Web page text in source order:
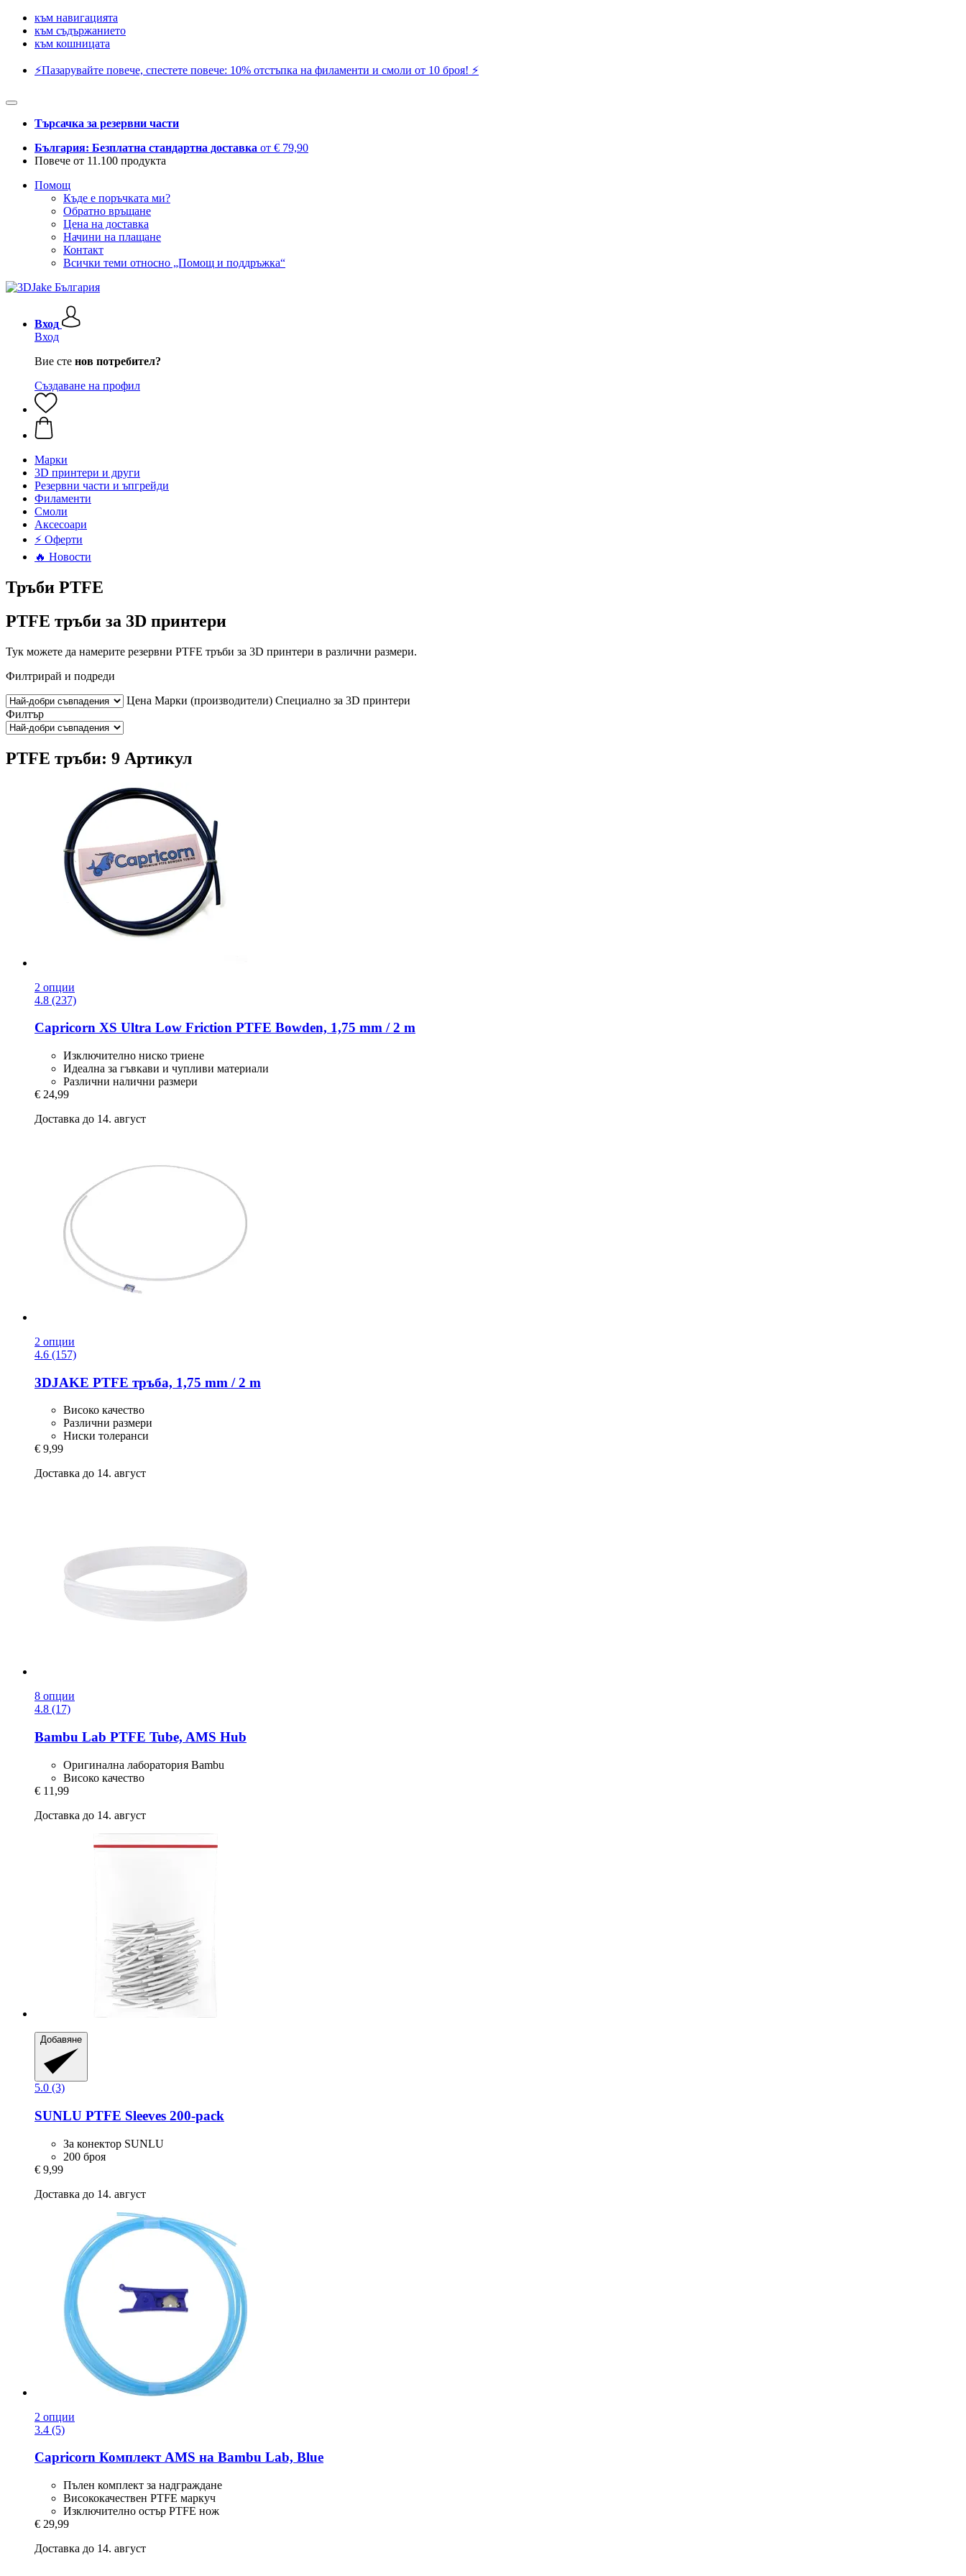
към навигацията
към съдържанието
към кошницата
⚡️Пазарувайте повече, спестете повече: 10% отстъпка на филаменти и смоли от 10 броя! ⚡️
Търсачка за резервни части
България: Безплатна стандартна доставка от € 79,90
Повече от 11.100 продукта
Помощ
Къде е поръчката ми?
Обратно връщане
Цена на доставка
Начини на плащане
Контакт
Всички теми относно „Помощ и поддръжка“
Вход
Вход
Вие сте нов потребител?
Създаване на профил
Mарки
3D принтери и други
Резервни части и ъпгрейди
Филаменти
Смоли
Аксесоари
⚡ Оферти
🔥 Новости
Тръби PTFE
PTFE тръби за 3D принтери
Тук можете да намерите резервни PTFE тръби за 3D принтери в различни размери.
Филтрирай и подреди
Цена Марки (производители) Специално за 3D принтери
Филтър
PTFE тръби: 9 Артикул
2 опции
4.8 (237)
Capricorn XS Ultra Low Friction PTFE Bowden, 1,75 mm / 2 m
Изключително ниско триене
Идеална за гъвкави и чупливи материали
Различни налични размери
€ 24,99
Доставка до 14. август
2 опции
4.6 (157)
3DJAKE PTFE тръба, 1,75 mm / 2 m
Високо качество
Различни размери
Ниски толеранси
€ 9,99
Доставка до 14. август
8 опции
4.8 (17)
Bambu Lab PTFE Tube, AMS Hub
Оригинална лаборатория Bambu
Високо качество
€ 11,99
Доставка до 14. август
Добавяне
5.0 (3)
SUNLU PTFE Sleeves 200-​pack
За конектор SUNLU
200 броя
€ 9,99
Доставка до 14. август
2 опции
3.4 (5)
Capricorn Комплект AMS на Bambu Lab, Blue
Пълен комплект за надграждане
Висококачествен PTFE маркуч
Изключително остър PTFE нож
€ 29,99
Доставка до 14. август